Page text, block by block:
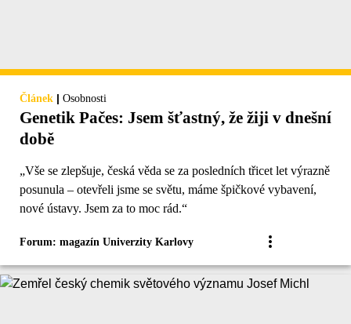
Článek | Osobnosti
Genetik Pačes: Jsem šťastný, že žiji v dnešní
době
„Vše se zlepšuje, česká věda se za posledních třicet let výrazně
posunula – otevřeli jsme se světu, máme špičkové vybavení,
nové ústavy. Jsem za to moc rád.“
Forum: magazín Univerzity Karlovy